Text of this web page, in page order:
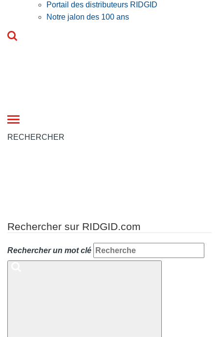
Portail des distributeurs RIDGID
Notre jalon des 100 ans
Toggle
navigation
RECHERCHER
Rechercher sur RIDGID.com
Rechercher un mot clé